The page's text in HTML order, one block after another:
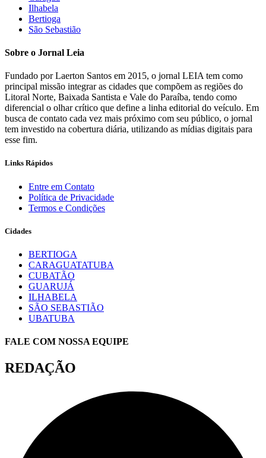
Ilhabela
Bertioga
São Sebastião
Sobre o Jornal Leia
Fundado por Laerton Santos em 2015, o jornal LEIA tem como
principal missão integrar as cidades que compõem as regiões do
Litoral Norte, Baixada Santista e Vale do Paraíba, tendo como
diferencial o olhar crítico que define a linha editorial do veículo. Em
busca de contato cada vez mais próximo com seu público, o jornal
tem investido na cobertura diária, utilizando as mídias digitais para
esse fim.
Links Rápidos
Entre em Contato
Política de Privacidade
Termos e Condições
Cidades
BERTIOGA
CARAGUATATUBA
CUBATÃO
GUARUJÁ
ILHABELA
SÃO SEBASTIÃO
UBATUBA
FALE COM NOSSA EQUIPE
REDAÇÃO